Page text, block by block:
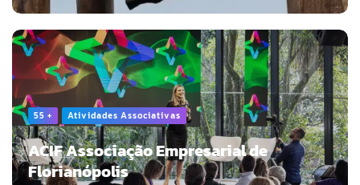
55 + Atividades Associativas
ACIF Associação Empresarial de
Florianópolis